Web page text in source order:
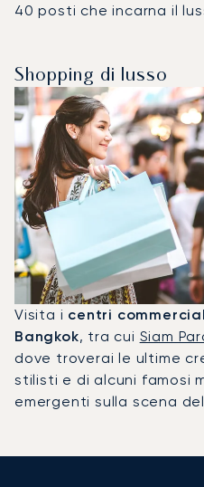
40 posti che incarna il
Shopping di lusso
Visita i centri
Bangkok, tra cui Siam
dove troverai le ultime
stilisti e di alcuni famosi
emergenti sulla scena